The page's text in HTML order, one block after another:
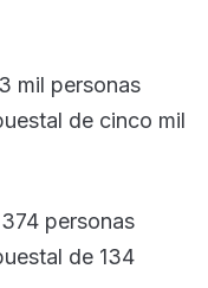
mil personas
de cinco mil
personas
de 134